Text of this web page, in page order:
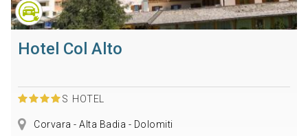
Hotel Col Alto
S HOTEL
Corvara - Alta Badia - Dolomiti